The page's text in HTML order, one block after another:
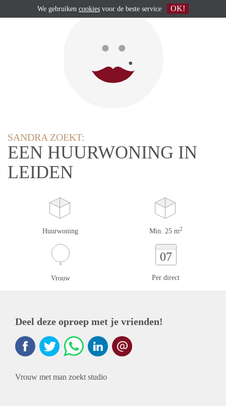
SANDRA ZOEKT:
EEN HUURWONING IN
LEIDEN
Huurwoning Min. 25 m2
Vrouw
07
Per direct
Deel deze oproep met je vrienden!
Vrouw met man zoekt studio
We gebruiken cookies voor de beste service OK!